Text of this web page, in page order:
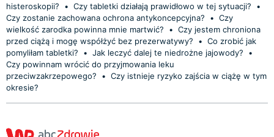
histeroskopii?
• Czy tabletki działają prawidłowo w tej sytuacji?
•
Czy zostanie zachowana ochrona antykoncepcyjna?
• Czy
wielkość zarodka powinna mnie martwić?
• Czy jestem chroniona
przed ciążą i mogę współżyć bez prezerwatywy?
• Co zrobić jak
pomyliłam tabletki?
• Jak leczyć dalej te niedrożne jajowody?
•
Czy powinnam wrócić do przyjmowania leku
przeciwzakrzepowego?
• Czy istnieje ryzyko zajścia w ciążę w tym
okresie?